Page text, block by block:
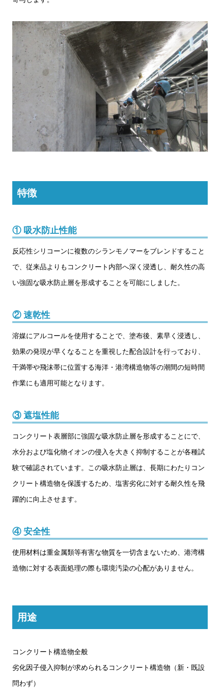
特徴
① 吸水防止性能
反応性シリコーンに複数のシランモノマーをブレンドすること
で、従来品よりもコンクリート内部へ深く浸透し、耐久性の高
い強固な吸水防止層を形成することを可能にしました。
② 速乾性
溶媒にアルコールを使用することで、塗布後、素早く浸透し、
効果の発現が早くなることを重視した配合設計を行っており、
干満帯や飛沫帯に位置する海洋・港湾構造物等の潮間の短時間
作業にも適用可能となります。
③ 遮塩性能
コンクリート表層部に強固な吸水防止層を形成することにで、
水分および塩化物イオンの侵入を大きく抑制することが各種試
験で確認されています。この吸水防止層は、長期にわたりコン
クリート構造物を保護するため、塩害劣化に対する耐久性を飛
躍的に向上させます。
④ 安全性
使用材料は重金属類等有害な物質を一切含まないため、港湾構
造物に対する表面処理の際も環境汚染の心配がありません。
用途
コンクリート構造物全般
劣化因子侵入抑制が求められるコンクリート構造物（新・既設
問わず）